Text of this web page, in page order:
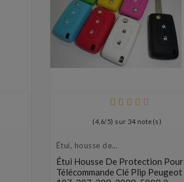
(4,6/5) sur 34 note(s)
Étui, housse de
protection de clés
Étui Housse De Protection Pour
Télécommande Clé Plip Peugeot